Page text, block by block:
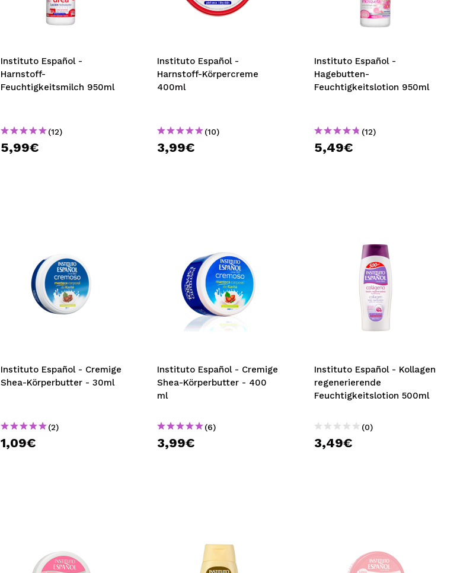
bisherigen Vorgänge einsehen.
BENUTZERKONTO ERSTELLEN
Instituto Español -
Harnstoff-
Feuchtigkeitsmilch 950ml
(12)
5,99€
Instituto Español -
Harnstoff-Körpercreme
400ml
(10)
3,99€
Instituto Español -
Hagebutten-
Feuchtigkeitslotion 950ml
(12)
5,49€
Instituto Español - Cremige
Shea-Körperbutter - 30ml
(2)
1,09€
Instituto Español - Cremige
Shea-Körperbutter - 400
ml
(6)
3,99€
Instituto Español - Kollagen
regenerierende
Feuchtigkeitslotion 500ml
(0)
3,49€